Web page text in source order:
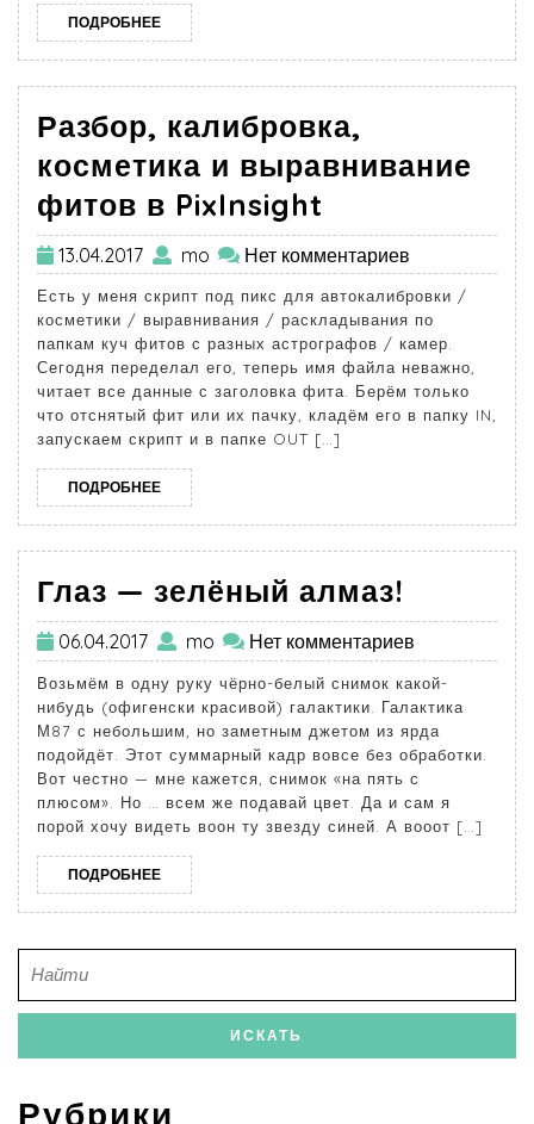
ПОДРОБНЕЕ
Разбор, калибровка,
косметика и выравнивание
фитов в PixInsight
13.04.2017 mo Нет комментариев
Есть у меня скрипт под пикс для автокалибровки /
косметики / выравнивания / раскладывания по
папкам куч фитов с разных астрографов / камер.
Сегодня переделал его, теперь имя файла неважно,
читает все данные с заголовка фита. Берём только
что отснятый фит или их пачку, кладём его в папку IN,
запускаем скрипт и в папке OUT […]
ПОДРОБНЕЕ
Глаз — зелёный алмаз!
06.04.2017 mo Нет комментариев
Возьмём в одну руку чёрно-белый снимок какой-
нибудь (офигенски красивой) галактики. Галактика
М87 с небольшим, но заметным джетом из ярда
подойдёт. Этот суммарный кадр вовсе без обработки.
Вот честно — мне кажется, снимок «на пять с
плюсом». Но … всем же подавай цвет. Да и сам я
порой хочу видеть воон ту звезду синей. А вооот […]
ПОДРОБНЕЕ
Рубрики